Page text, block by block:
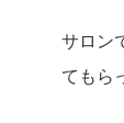
サロン
てもら